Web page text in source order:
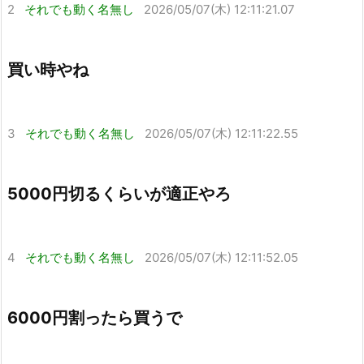
2 それでも動く名無し 2026/05/07(木) 12:11:21.07
買い時やね
3 それでも動く名無し 2026/05/07(木) 12:11:22.55
5000円切るくらいが適正やろ
4 それでも動く名無し 2026/05/07(木) 12:11:52.05
6000円割ったら買うで